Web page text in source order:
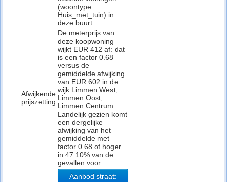
(woontype:
Huis_met_tuin) in
deze buurt.
Afwijkende
prijszetting
De meterprijs van
deze koopwoning
wijkt EUR 412 af: dat
is een factor 0.68
versus de
gemiddelde afwijking
van EUR 602 in de
wijk Limmen West,
Limmen Oost,
Limmen Centrum.
Landelijk gezien komt
een dergelijke
afwijking van het
gemiddelde met
factor 0.68 of hoger
in 47.10% van de
gevallen voor.
Aanbod straat: